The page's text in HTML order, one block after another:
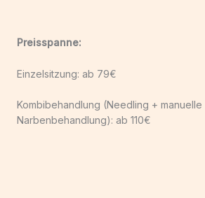
Preisspanne:
Einzelsitzung: ab 79€
Kombibehandlung (Needling + manuelle
Narbenbehandlung): ab 110€